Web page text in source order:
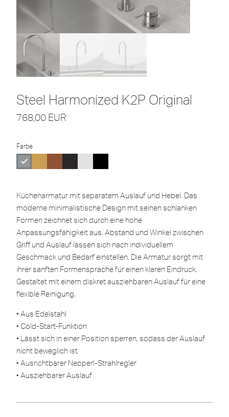
Steel Harmonized K2P Original
768,00 EUR
Farbe
Küchenarmatur mit separatem Auslauf und Hebel. Das
moderne minimalistische Design mit seinen schlanken
Formen zeichnet sich durch eine hohe
Anpassungsfähigkeit aus. Abstand und Winkel zwischen
Griff und Auslauf lassen sich nach individuellem
Geschmack und Bedarf einstellen. Die Armatur sorgt mit
ihrer sanften Formensprache für einen klaren Eindruck.
Gestaltet mit einem diskret ausziehbaren Auslauf für eine
flexible Reinigung.
• Aus Edelstahl
• Cold-Start-Funktion
• Lässt sich in einer Position sperren, sodass der Auslauf
nicht beweglich ist
• Ausrichtbarer Neoperl-Strahlregler
• Ausziehbarer Auslauf